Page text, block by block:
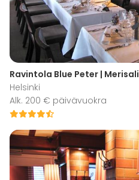
Ravintola Blue Peter | Merisali
Helsinki
Alk. 200 € päivävuokra